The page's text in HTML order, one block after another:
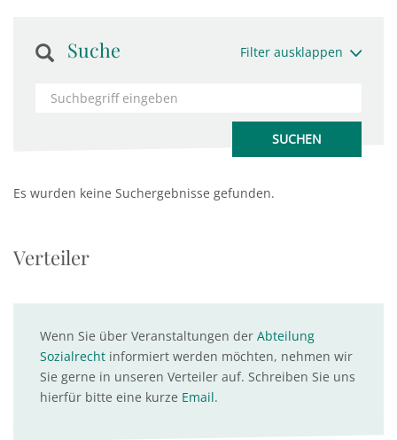
Suche Filter ausklappen
Es wurden keine Suchergebnisse gefunden.
Verteiler
Wenn Sie über Veranstaltungen der Abteilung
Sozialrecht informiert werden möchten, nehmen wir
Sie gerne in unseren Verteiler auf. Schreiben Sie uns
hierfür bitte eine kurze Email.